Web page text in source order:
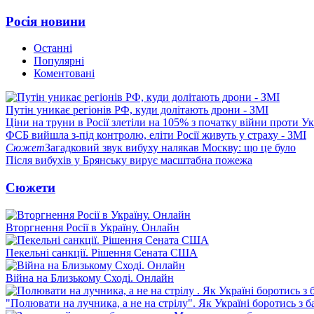
Росія новини
Останні
Популярні
Коментовані
Путін уникає регіонів РФ, куди долітають дрони - ЗМІ
Ціни на труни в Росії злетіли на 105% з початку війни проти
ФСБ вийшла з-під контролю, еліти Росії живуть у страху - ЗМІ
СюжетЗагадковий звук вибуху налякав Москву: що це було
Після вибухів у Брянську вирує масштабна пожежа
Сюжети
Вторгнення Росії в Україну. Онлайн
Пекельні санкції. Рішення Сената США
Війна на Близькому Сході. Онлайн
"Полювати на лучника, а не на стрілу". Як Україні боротись з